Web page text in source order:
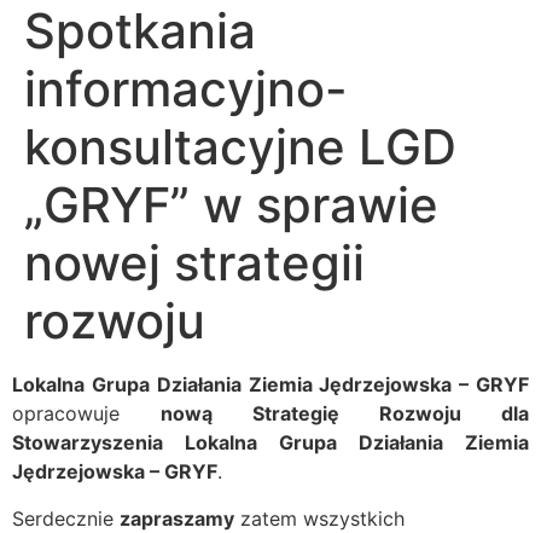
Spotkania
informacyjno-
konsultacyjne LGD
„GRYF” w sprawie
nowej strategii
rozwoju
Lokalna Grupa Działania Ziemia Jędrzejowska – GRYF
opracowuje nową Strategię Rozwoju dla
Stowarzyszenia Lokalna Grupa Działania Ziemia
Jędrzejowska – GRYF.
Serdecznie zapraszamy zatem wszystkich